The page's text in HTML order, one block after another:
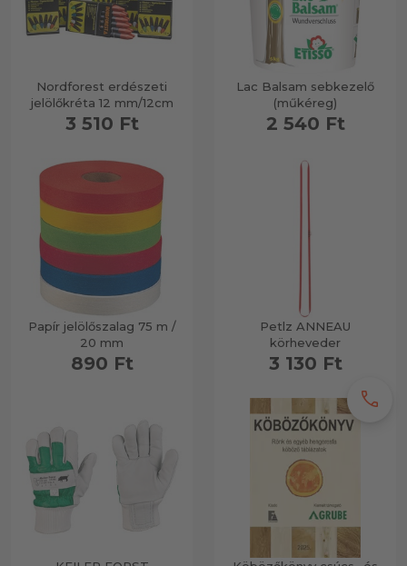
Nordforest erdészeti
jelölőkréta 12 mm/12cm
3 510 Ft
Lac Balsam sebkezelő
(műkéreg)
2 540 Ft
Papír jelölőszalag 75 m /
20 mm
890 Ft
Petlz ANNEAU
körheveder
3 130 Ft
call